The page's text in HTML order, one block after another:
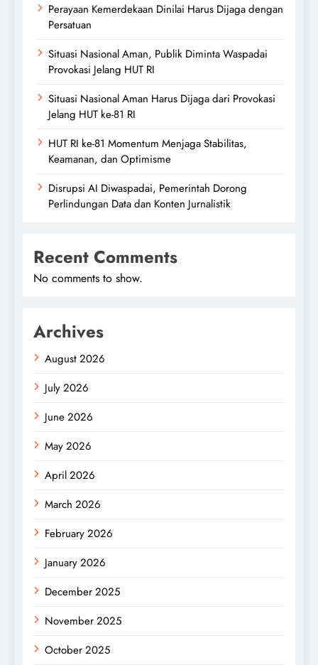
Perayaan Kemerdekaan Dinilai Harus Dijaga dengan
Persatuan
Situasi Nasional Aman, Publik Diminta Waspadai
Provokasi Jelang HUT RI
Situasi Nasional Aman Harus Dijaga dari Provokasi
Jelang HUT ke-81 RI
HUT RI ke-81 Momentum Menjaga Stabilitas,
Keamanan, dan Optimisme
Disrupsi AI Diwaspadai, Pemerintah Dorong
Perlindungan Data dan Konten Jurnalistik
Recent Comments
No comments to show.
Archives
August 2026
July 2026
June 2026
May 2026
April 2026
March 2026
February 2026
January 2026
December 2025
November 2025
October 2025